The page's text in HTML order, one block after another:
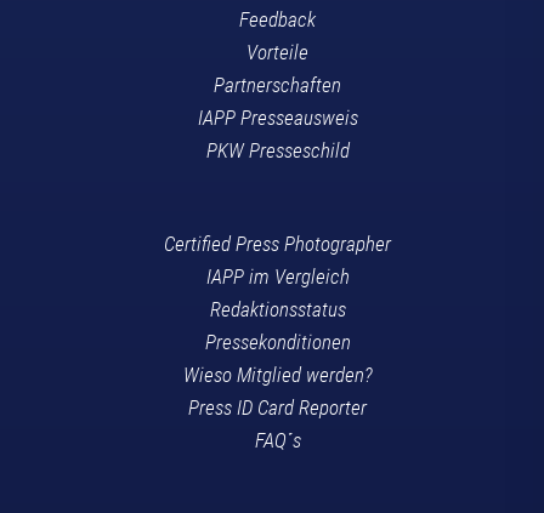
Feedback
Vorteile
Partnerschaften
IAPP Presseausweis
PKW Presseschild
Certified Press Photographer
IAPP im Vergleich
Redaktionsstatus
Pressekonditionen
Wieso Mitglied werden?
Press ID Card Reporter
FAQ´s